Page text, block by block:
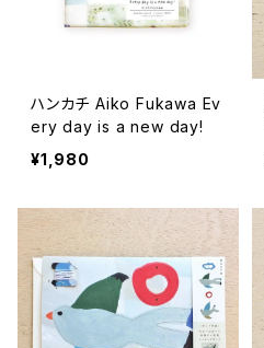
ハンカチ Aiko Fukawa Ev
ery day is a new day!
¥1,980